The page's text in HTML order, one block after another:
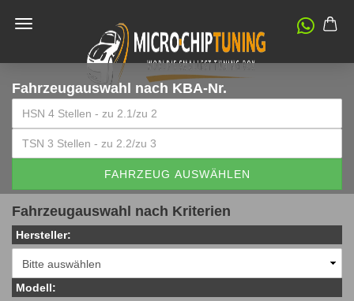
Fahrzeugauswahl nach KBA-Nr.
FAHRZEUG AUSWÄHLEN
Fahrzeugauswahl nach Kriterien
Hersteller:
Modell: